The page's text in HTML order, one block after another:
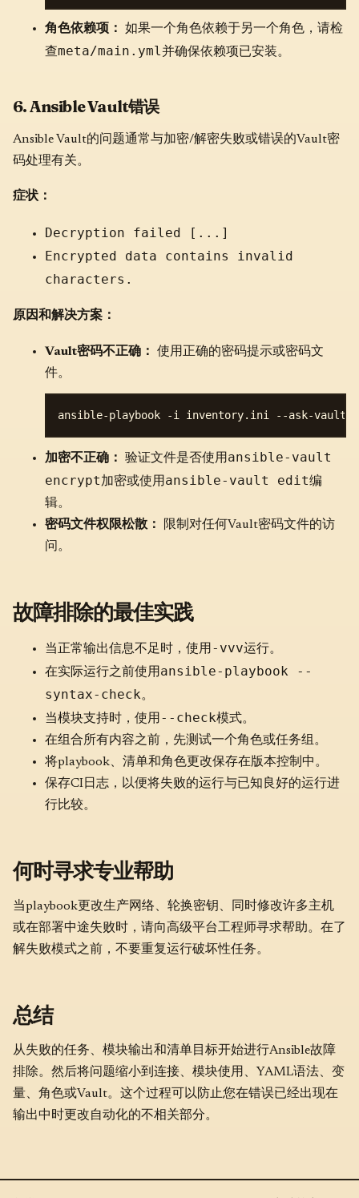
角色依赖项：
如果一个角色依赖于另一个角色，请检
查meta/main.yml并确保依赖项已安装。
6. Ansible Vault错误
Ansible Vault的问题通常与加密/解密失败或错误的Vault密
码处理有关。
症状：
Decryption failed [...]
Encrypted data contains invalid
characters.
原因和解决方案：
Vault密码不正确：
使用正确的密码提示或密码文
件。
加密不正确： 验证文件是否使用 ansible-vault
encrypt加密或使用 ansible-vault edit编
辑。
密码文件权限松散：
限制对任何Vault密码文件的访
问。
故障排除的最佳实践
当正常输出信息不足时，使用 -vvv运行。
在实际运行之前使用 ansible-playbook --
syntax-check。
当模块支持时，使用 --check模式。
在组合所有内容之前，先测试一个角色或任务组。
将playbook、清单和角色更改保存在版本控制中。
保存CI日志，以便将失败的运行与已知良好的运行进
行比较。
何时寻求专业帮助
当playbook更改生产网络、轮换密钥、同时修改许多主机
或在部署中途失败时，请向高级平台工程师寻求帮助。在了
解失败模式之前，不要重复运行破坏性任务。
总结
从失败的任务、模块输出和清单目标开始进行Ansible故障
排除。然后将问题缩小到连接、模块使用、YAML语法、变
量、角色或Vault。这个过程可以防止您在错误已经出现在
输出中时更改自动化的不相关部分。